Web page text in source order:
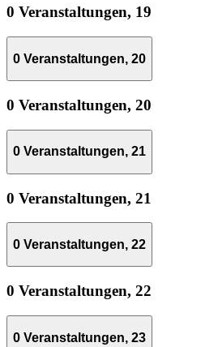
0 Veranstaltungen, 19
0 Veranstaltungen, 20
0 Veranstaltungen, 20
0 Veranstaltungen, 21
0 Veranstaltungen, 21
0 Veranstaltungen, 22
0 Veranstaltungen, 22
0 Veranstaltungen, 23